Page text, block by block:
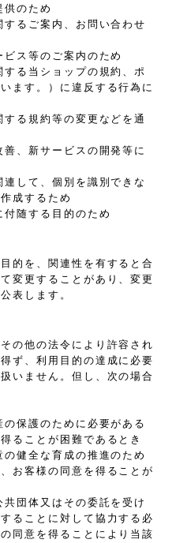
供のため
するご案内、お問い合わせ
ビス等のご案内のため
する当ショップの規約、ポ
ます。）に違反する行為に
する規約等の変更などを通
善、新サービスの開発等に
連して、個別を識別できな
成するため
付随する目的のため
的を、関連性を有すると合
変更することがあり、変更
表します。
の他の法令により許容され
ず、利用目的の達成に必要
いません。但し、次の場合
の保護のために必要がある
ることが困難であるとき
の健全な育成の推進のため
お客様の同意を得ることが
共団体又はその委託を受け
ることに対して協力する必
同意を得ることにより当該